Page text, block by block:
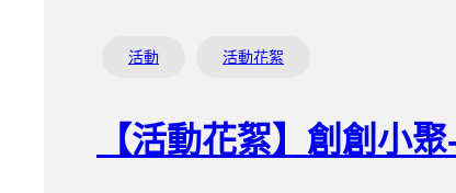
活動 活動花絮
【活動花絮】創創小